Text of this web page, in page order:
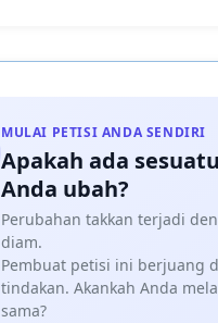
MULAI PETISI ANDA SENDIRI
Apakah ada
Anda ubah?
Perubahan takkan terjadi
diam.
Pembuat petisi ini berjuang
tindakan. Akankah Anda
sama?